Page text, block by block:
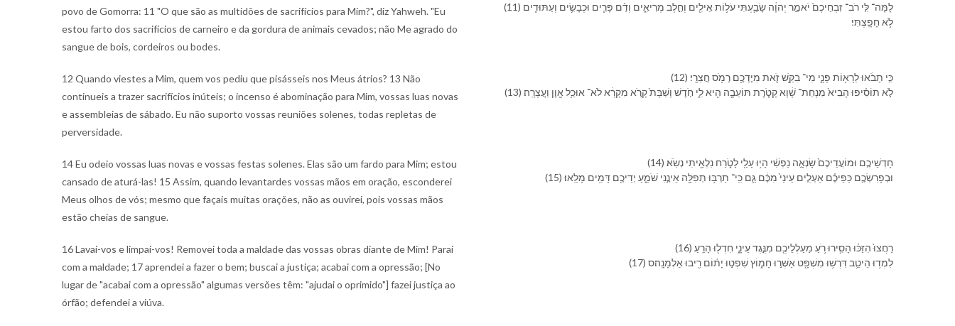
povo de Gomorra: 11 "O que são as multidões de sacrifícios para Mim?", diz Yahweh. "Eu
estou farto dos sacrifícios de carneiro e da gordura de animais cevados; não Me agrado do
sangue de bois, cordeiros ou bodes.
(11) לָ⁠מָּה־ לִּ֤⁠י רֹב־ זִבְחֵי⁠כֶם֙ יֹאמַ֣ר יְהוָ֔ה שָׂבַ֛עְתִּי עֹל֥וֹת אֵילִ֖ים וְ⁠חֵ֣לֶב מְרִיאִ֑ים וְ⁠דַ֨ם פָּרִ֧ים וּ⁠כְבָשִׂ֛ים וְ⁠עַתּוּדִ֖ים
לֹ֥א חָפָֽצְתִּי׃
12 Quando viestes a Mim, quem vos pediu que pisásseis nos Meus átrios? 13 Não
continueis a trazer sacrifícios inúteis; o incenso é abominação para Mim, vossas luas novas
e assembleias de sábado. Eu não suporto vossas reuniões solenes, todas repletas de
perversidade.
(12) כִּ֣י תָבֹ֔אוּ לֵ⁠רָא֖וֹת פָּנָ֑⁠י מִי־ בִקֵּ֥שׁ זֹ֛את מִ⁠יֶּדְ⁠כֶ֖ם רְמֹ֥ס חֲצֵרָֽ⁠י׃
(13) לֹ֣א תוֹסִ֗יפוּ הָבִיא֙ מִנְחַת־ שָׁ֔וְא קְטֹ֧רֶת תּוֹעֵבָ֛ה הִ֖יא לִ֑⁠י חֹ֤דֶשׁ וְ⁠שַׁבָּת֙ קְרֹ֣א מִקְרָ֔א לֹא־ אוּכַ֥ל אָ֖וֶן וַ⁠עֲצָרָֽה׃
14 Eu odeio vossas luas novas e vossas festas solenes. Elas são um fardo para Mim; estou
cansado de aturá-las! 15 Assim, quando levantardes vossas mãos em oração, esconderei
Meus olhos de vós; mesmo que façais muitas orações, não as ouvirei, pois vossas mãos
estão cheias de sangue.
(14) חָדְשֵׁי⁠כֶ֤ם וּ⁠מוֹעֲדֵי⁠כֶם֙ שָׂנְאָ֣ה נַפְשִׁ֔⁠י הָי֥וּ עָלַ֖⁠י לָ⁠טֹ֑רַח נִלְאֵ֖יתִי נְשֹֽׂא׃
(15) וּ⁠בְ⁠פָרִשְׂ⁠כֶ֣ם כַּפֵּי⁠כֶ֗ם אַעְלִ֤ים עֵינַ⁠י֙ מִ⁠כֶּ֔ם גַּ֛ם כִּֽי־ תַרְבּ֥וּ תְפִלָּ֖ה אֵינֶ֣⁠נִּי שֹׁמֵ֑עַ יְדֵי⁠כֶ֖ם דָּמִ֥ים מָלֵֽאוּ׃
16 Lavai-vos e limpai-vos! Removei toda a maldade das vossas obras diante de Mim! Parai
com a maldade; 17 aprendei a fazer o bem; buscai a justiça; acabai com a opressão; [No
lugar de "acabai com a opressão" algumas versões têm: "ajudai o oprimido"] fazei justiça ao
órfão; defendei a viúva.
(16) רַחֲצוּ֙ הִזַּכּ֔וּ הָסִ֛ירוּ רֹ֥עַ מַעַלְלֵי⁠כֶ֖ם מִ⁠נֶּ֣גֶד עֵינָ֑⁠י חִדְל֖וּ הָרֵֽעַ׃
(17) לִמְד֥וּ הֵיטֵ֛ב דִּרְשׁ֥וּ מִשְׁפָּ֖ט אַשְּׁר֣וּ חָמ֑וֹץ שִׁפְט֣וּ יָת֔וֹם רִ֖יבוּ אַלְמָנָֽה׃ס